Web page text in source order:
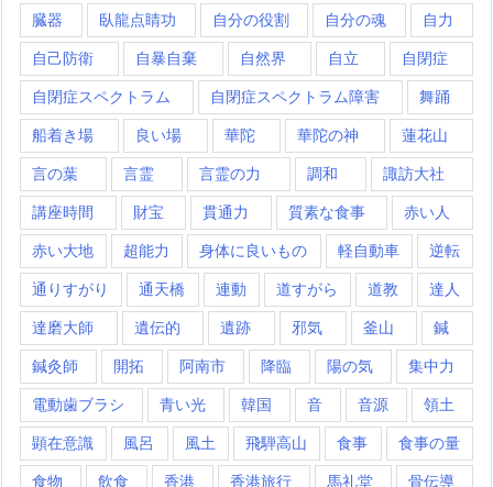
臓器 臥龍点睛功 自分の役割 自分の魂 自力
自己防衛 自暴自棄 自然界 自立 自閉症
自閉症スペクトラム 自閉症スペクトラム障害 舞踊
船着き場 良い場 華陀 華陀の神 蓮花山
言の葉 言霊 言霊の力 調和 諏訪大社
講座時間 財宝 貫通力 質素な食事 赤い人
赤い大地 超能力 身体に良いもの 軽自動車 逆転
通りすがり 通天橋 連動 道すがら 道教 達人
達磨大師 遺伝的 遺跡 邪気 釜山 鍼
鍼灸師 開拓 阿南市 降臨 陽の気 集中力
電動歯ブラシ 青い光 韓国 音 音源 領土
顕在意識 風呂 風土 飛騨高山 食事 食事の量
食物 飲食 香港 香港旅行 馬礼堂 骨伝導